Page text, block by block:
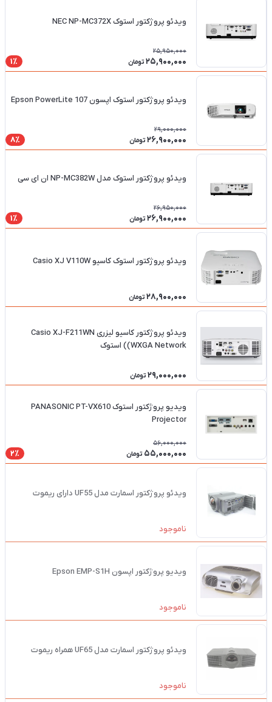
ویدئو پروژکتور استوک NEC NP-MC372X
25,950,000
25,900,000 تومان 1٪
ویدئو پروژکتور استوک اپسون Epson PowerLite 107
29,000,000
26,900,000 تومان 8٪
ویدئو پروژکتور استوک مدل NP-MC382W ان ای سی
26,950,000
26,900,000 تومان 1٪
ویدئو پروژکتور استوک کاسیو Casio XJ V110W
28,900,000 تومان
ویدئو پروژکتور کاسیو لیزری Casio XJ-F211WN
(WXGA Network) استوک
29,000,000 تومان
ویدیو پروژکتور استوک PANASONIC PT-VX610
Projector
56,000,000
55,000,000 تومان 2٪
ویدئو پروژکتور اسمارت مدل UF55 دارای ریموت
ناموجود
ویدیو پروژکتور اپسون Epson EMP-S1H
ناموجود
ویدئو پروژکتور اسمارت مدل UF65 همراه ریموت
ناموجود